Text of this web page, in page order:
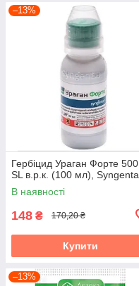
–13%
Гербіцид Ураган Форте 500
SL в.р.к. (100 мл), Syngenta
В наявності
148 ₴ 170,20 ₴
Купити
–13%